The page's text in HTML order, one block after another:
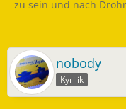
zu sein und nach
nobody
Kyrilik